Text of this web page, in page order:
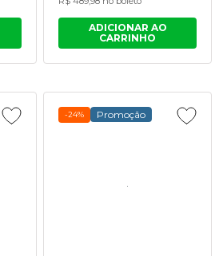
ADICIONAR AO
CARRINHO
-24% Promoção